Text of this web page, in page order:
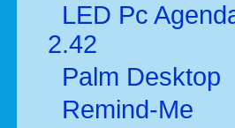
LED Pc
2.42
Palm Desktop
Remind-Me